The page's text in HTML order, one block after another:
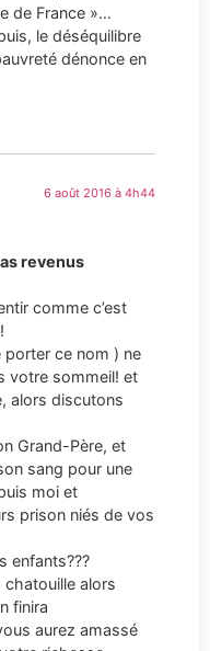
de France »…
le déséquilibre
dénonce en
6 août 2016 à 4h44
revenus
comme c’est
porter ce nom ) ne
votre sommeil! et
alors discutons
Grand-Père, et
sang pour une
moi et
prison niés de vos
enfants???
chatouille alors
finira
aurez amassé